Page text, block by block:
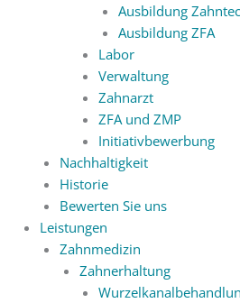
Ausbildung
Ausbildung ZFA
Labor
Verwaltung
Zahnarzt
ZFA und ZMP
Initiativbewerbung
Nachhaltigkeit
Historie
Bewerten Sie uns
Leistungen
Zahnmedizin
Zahnerhaltung